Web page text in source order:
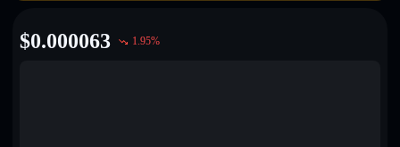
$0.000063 1.95%